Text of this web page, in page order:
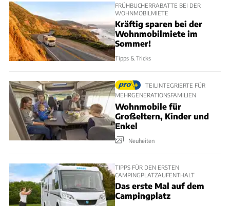
FRÜHBUCHERRABATTE BEI DER
WOHNMOBILMIETE
Kräftig sparen bei der
Wohnmobilmiete im
Sommer!
Tipps & Tricks
TEILINTEGRIERTE FÜR
MEHRGENERATIONSFAMILIEN
Wohnmobile für
Großeltern, Kinder und
Enkel
Neuheiten
TIPPS FÜR DEN ERSTEN
CAMPINGPLATZAUFENTHALT
Das erste Mal auf dem
Campingplatz